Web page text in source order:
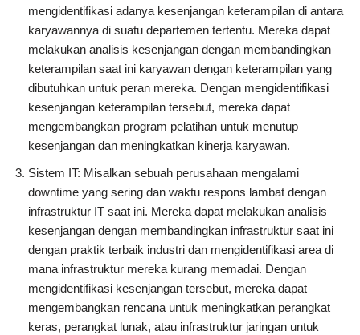
mengidentifikasi adanya kesenjangan keterampilan di antara
karyawannya di suatu departemen tertentu. Mereka dapat
melakukan analisis kesenjangan dengan membandingkan
keterampilan saat ini karyawan dengan keterampilan yang
dibutuhkan untuk peran mereka. Dengan mengidentifikasi
kesenjangan keterampilan tersebut, mereka dapat
mengembangkan program pelatihan untuk menutup
kesenjangan dan meningkatkan kinerja karyawan.
Sistem IT: Misalkan sebuah perusahaan mengalami
downtime yang sering dan waktu respons lambat dengan
infrastruktur IT saat ini. Mereka dapat melakukan analisis
kesenjangan dengan membandingkan infrastruktur saat ini
dengan praktik terbaik industri dan mengidentifikasi area di
mana infrastruktur mereka kurang memadai. Dengan
mengidentifikasi kesenjangan tersebut, mereka dapat
mengembangkan rencana untuk meningkatkan perangkat
keras, perangkat lunak, atau infrastruktur jaringan untuk